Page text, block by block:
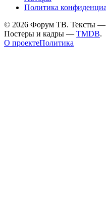
Политика
© 2026 Форум ТВ. Тексты —
Постеры и кадры — TMDB.
О проектеПолитика